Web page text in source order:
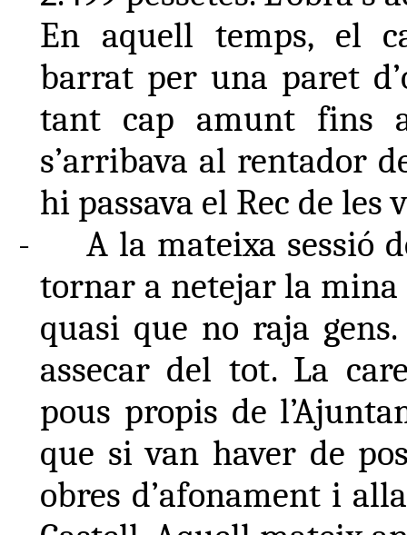
En aquell temps, el
barrat per una paret
tant cap amunt fins
s’arribava al rentador
hi passava el Rec de les
-
A la mateixa sessió
tornar a netejar la mina
quasi que no raja
assecar del tot. La
pous propis de
que si van haver de
obres d’afonament i